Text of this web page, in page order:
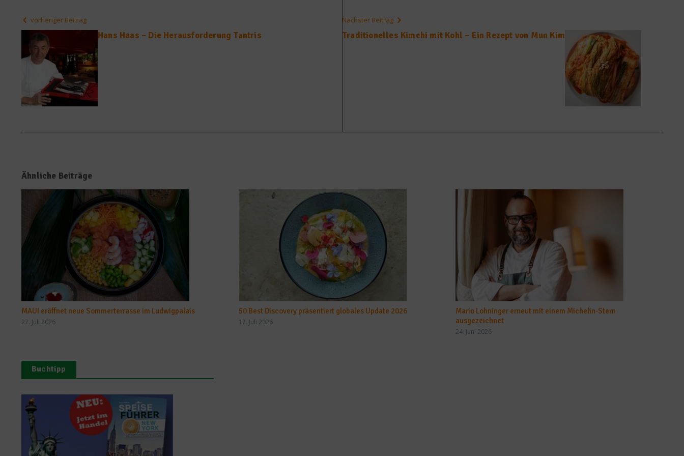
vorheriger Beitrag
Hans Haas – Die Herausforderung Tantris
Nächster Beitrag
Traditionelles Kimchi mit Kohl – Ein Rezept von Mun Kim
Ähnliche Beiträge
MAUI eröffnet neue Sommerterrasse im Ludwigpalais
27. Juli 2026
50 Best Discovery präsentiert globales Update 2026
17. Juli 2026
Mario Lohninger erneut mit einem Michelin-Stern
ausgezeichnet
24. Juni 2026
Buchtipp